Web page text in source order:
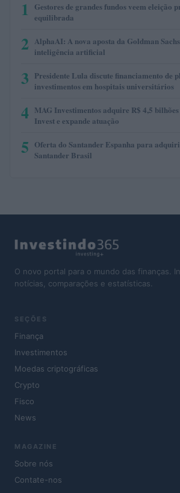
1
Gestores de grandes fundos veem eleição
equilibrada
2 AlphaAI: A nova aposta da Goldman
inteligência artificial
3 Presidente Lula discute financiamento de
investimentos em hospitais universitários
4 MAG Investimentos adquire R$ 4,5
Invest e expande atuação
5 Oferta do Santander Espanha para
Santander Brasil
O novo portal para o mundo das finanças.
notícias, comparações e estatísticas.
SEÇÕES
Finança
Investimentos
Moedas criptográficas
Crypto
Fisco
News
MAGAZINE
Sobre nós
Contate-nos